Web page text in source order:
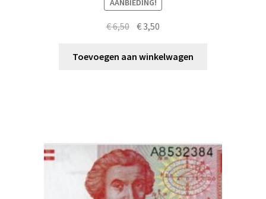
€6,50 Oorspronkelijke
was:
€3,50
is:
Toevoegen aan winkelwagen